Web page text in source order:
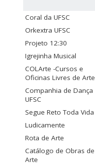
Coral da UFSC
Orkextra UFSC
Projeto 12:30
Igrejinha Musical
COLArte -Cursos e
Oficinas Livres de Arte
Companhia de Dança
UFSC
Segue Reto Toda Vida
Ludicamente
Rota de Arte
Catálogo de Obras de
Arte